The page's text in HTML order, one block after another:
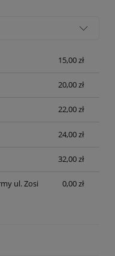
15,00 zł
20,00 zł
22,00 zł
24,00 zł
32,00 zł
ul. Zosi
0,00 zł